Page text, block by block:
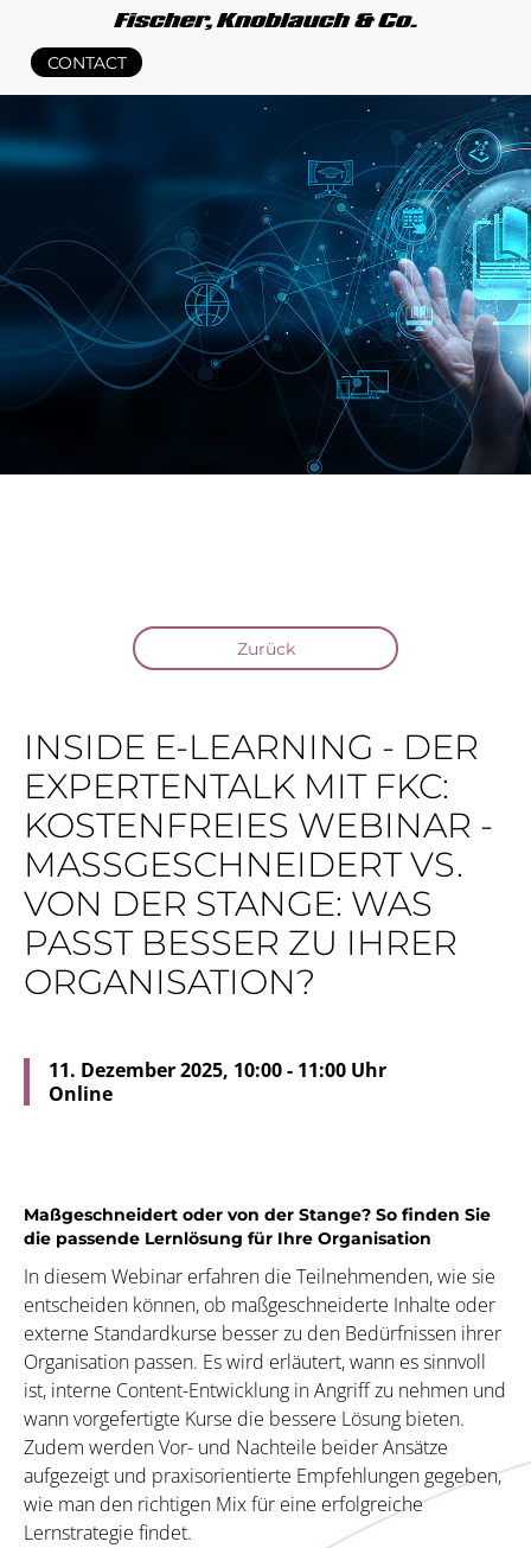
CONTACT
Zurück
INSIDE E-LEARNING - DER
EXPERTENTALK MIT FKC:
KOSTENFREIES WEBINAR -
MASSGESCHNEIDERT VS. V
ON DER STANGE: WAS P
ASST BESSER ZU IHRER O
RGANISATION?
11. Dezember 2025, 10:00 - 11:00 Uhr
Online
Maßgeschneidert oder von der Stange? So finden Sie
die passende Lernlösung für Ihre Organisation
In diesem Webinar erfahren die Teilnehmenden, wie sie
entscheiden können, ob maßgeschneiderte Inhalte oder
externe Standardkurse besser zu den Bedürfnissen ihrer
Organisation passen. Es wird erläutert, wann es sinnvoll
ist, interne Content-Entwicklung in Angriff zu nehmen und
wann vorgefertigte Kurse die bessere Lösung bieten.
Zudem werden Vor- und Nachteile beider Ansätze
aufgezeigt und praxisorientierte Empfehlungen gegeben,
wie man den richtigen Mix für eine erfolgreiche
Lernstrategie findet.